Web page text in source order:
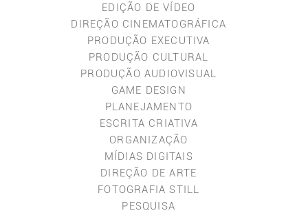
EDIÇÃO DE VÍDEO
DIREÇÃO CINEMATOGRÁFICA
PRODUÇÃO EXECUTIVA
PRODUÇÃO CULTURAL
PRODUÇÃO AUDIOVISUAL
GAME DESIGN
PLANEJAMENTO
ESCRITA CRIATIVA
ORGANIZAÇÃO
MÍDIAS DIGITAIS
DIREÇÃO DE ARTE
FOTOGRAFIA STILL
PESQUISA